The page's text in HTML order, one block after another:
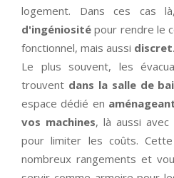
logement. Dans ces cas
d'ingéniosité pour rendre le
fonctionnel, mais aussi discret.
Le plus souvent, les
trouvent dans la salle de
espace dédié en
vos machines, là aussi avec
pour limiter les coûts.
nombreux rangements et